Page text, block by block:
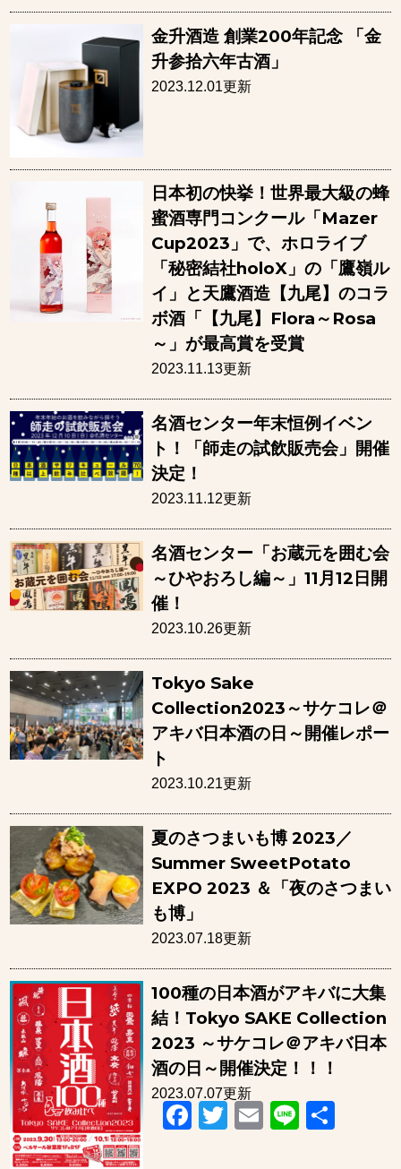
⾦升酒造 創業200年記念 「⾦
升参拾六年古酒」
2023.12.01更新
日本初の快挙！世界最大級の蜂
蜜酒専門コンクール「Mazer
Cup2023」で、ホロライブ
「秘密結社holoX」の「鷹嶺ル
イ」と天鷹酒造【九尾】のコラ
ボ酒「【九尾】Flora～Rosa
～」が最高賞を受賞
2023.11.13更新
名酒センター年末恒例イベン
ト！「師走の試飲販売会」開催
決定！
2023.11.12更新
名酒センター「お蔵元を囲む会
～ひやおろし編～」11月12日開
催！
2023.10.26更新
Tokyo Sake
Collection2023～サケコレ＠
アキバ日本酒の日～開催レポー
ト
2023.10.21更新
夏のさつまいも博 2023／
Summer SweetPotato
EXPO 2023 ＆「夜のさつまい
も博」
2023.07.18更新
100種の日本酒がアキバに大集
結！Tokyo SAKE Collection
2023 ～サケコレ＠アキバ日本
酒の日～開催決定！！！
2023.07.07更新
Facebook
Twitter Email Line